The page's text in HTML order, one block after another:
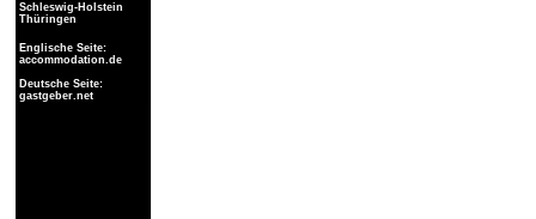
Schleswig-Holstein
Thüringen
Englische Seite:
accommodation.de
Deutsche Seite:
gastgeber.net